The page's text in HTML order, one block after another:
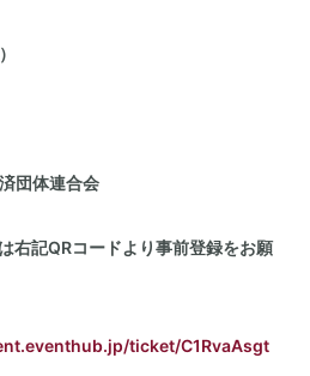
団体連合会
右記QRコードより事前登録をお願
ticket/C1RvaAsgt